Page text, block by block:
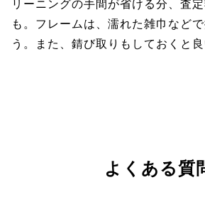
リーニングの手間が省ける分、査
も。フレームは、濡れた雑巾など
う。また、錆び取りもしておくと良
よくある質